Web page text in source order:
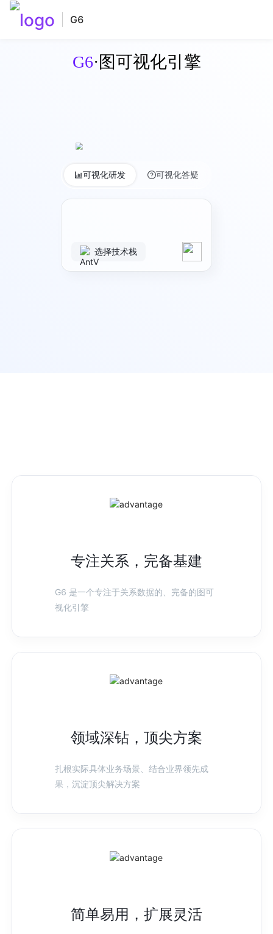
G6
G6·图可视化引擎
可视化研发 可视化答疑
选择技术栈
专注关系，完备基建
G6 是一个专注于关系数据的、完备的图可
视化引擎
领域深钻，顶尖方案
扎根实际具体业务场景、结合业界领先成
果，沉淀顶尖解决方案
简单易用，扩展灵活